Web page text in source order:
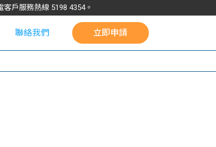
客戶服務熱線 5198 4354。
聯絡我們 立即申請